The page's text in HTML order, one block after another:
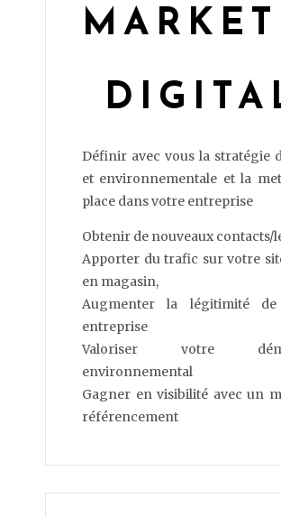
Définir avec vous la stratégie
et environnementale et la
place dans votre entreprise
Obtenir de nouveaux contacts/
Apporter du trafic sur votre
en magasin,
Augmenter la légitimité
entreprise
Valoriser votre
environnemental
Gagner en visibilité avec un
référencement